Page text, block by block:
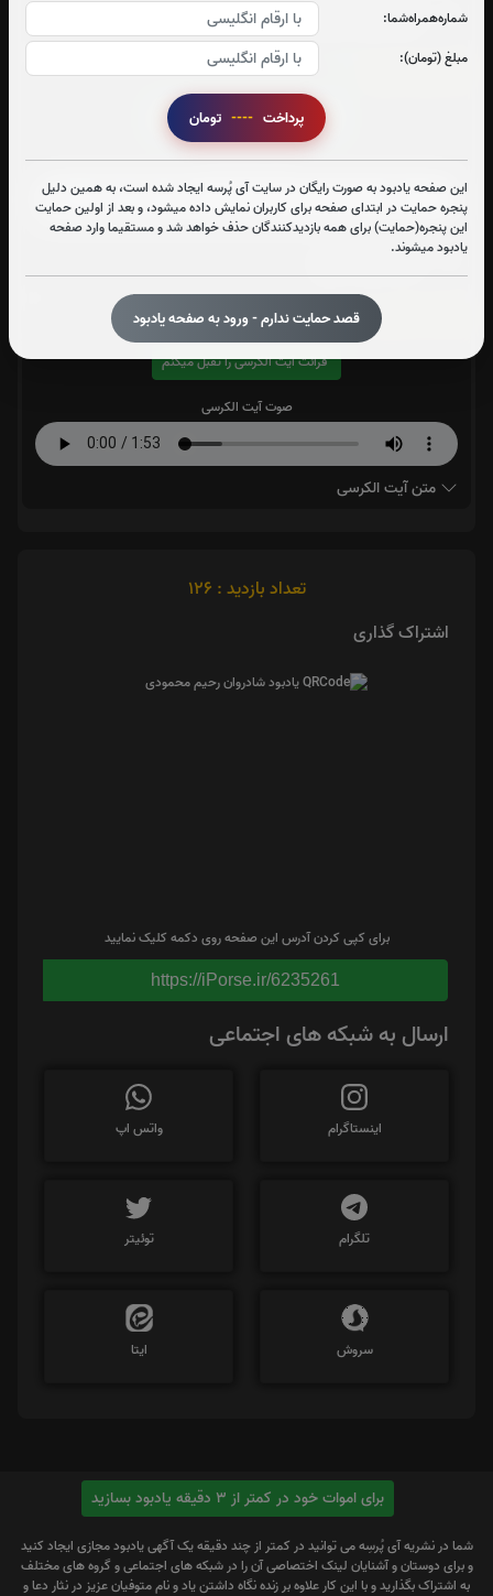
شماره‌همراه‌شما:
مبلغ (تومان):
پرداخت ----
این صفحه یادبود به صورت رایگان در سایت آی پُرسه ایجاد شده است، به همین دلیل
پنجره حمایت در ابتدای صفحه برای کاربران نمایش داده میشود، و بعد از اولین حمایت
این پنجره(حمایت) برای همه بازدیدکنندگان حذف خواهد شد و مستقیما وارد صفحه
یادبود میشوند.
قصد حمایت ندارم - ورود به صفحه یادبود
متن سوره الرحمن
سوره یاسین:
قرائت سوره یاسین را تقبل میکنم
صوت سوره یاسین
متن سوره یاسین
آیت الکرسی: 0بار
قرائت آیت الکرسی را تقبل میکنم
صوت آیت الکرسی
متن آیت الکرسی
تعداد بازدید : 126
اشتراک گذاری
برای کپی کردن آدرس این صفحه روی دکمه کلیک نمایید
https://iPorse.ir/6235261
ارسال به شبکه های اجتماعی
اینستاگرام واتس اپ
تلگرام توئیتر
سروش ایتا
برای اموات خود در کمتر از 3 دقیقه یادبود بسازید
شما در نشریه آی پُرسِه می توانید در کمتر از چند دقیقه یک آگهی یادبود مجازی ایجاد کنید
و برای دوستان و آشنایان لینک اختصاصی آن را در شبکه های اجتماعی و گروه های مختلف
به اشتراک بگذارید و با این کار علاوه بر زنده نگاه داشتن یاد و نام متوفیان عزیز در نثار دعا و